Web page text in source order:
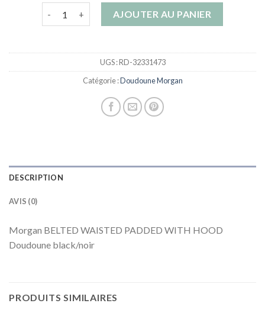
AJOUTER AU PANIER
UGS :RD-32331473
Catégorie :Doudoune Morgan
DESCRIPTION
AVIS (0)
Morgan BELTED WAISTED PADDED WITH HOOD
Doudoune black/noir
PRODUITS SIMILAIRES